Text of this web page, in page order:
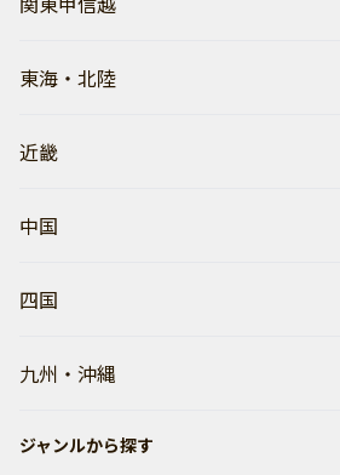
東海・北陸
近畿
中国
四国
九州・沖縄
ジャンルから探す